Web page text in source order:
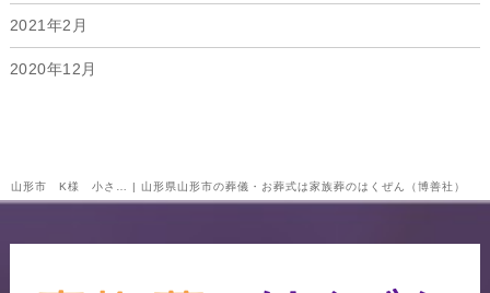
山形市 K様 小さ… | 山形県山形市の葬儀・お葬式は家族葬のはくぜん（博善社）
2021年2月
2020年12月